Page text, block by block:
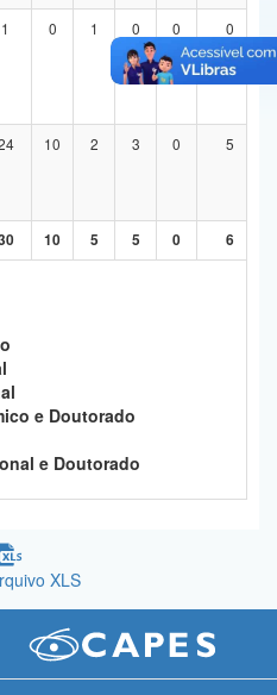
1 0 1 0 0 0
10 2 3 0 5
10 5 5 0 6
e Doutorado
e Doutorado
XLS